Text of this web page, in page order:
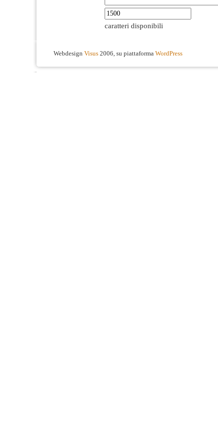
caratteri disponibili
Webdesign Visus 2006, su piattaforma WordPress